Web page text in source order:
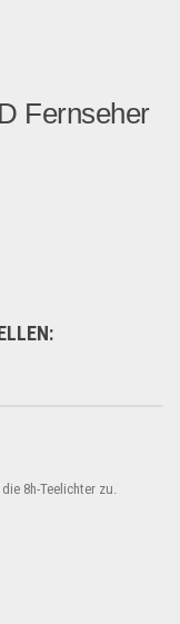
Fernseher
8h-Teelichter zu.